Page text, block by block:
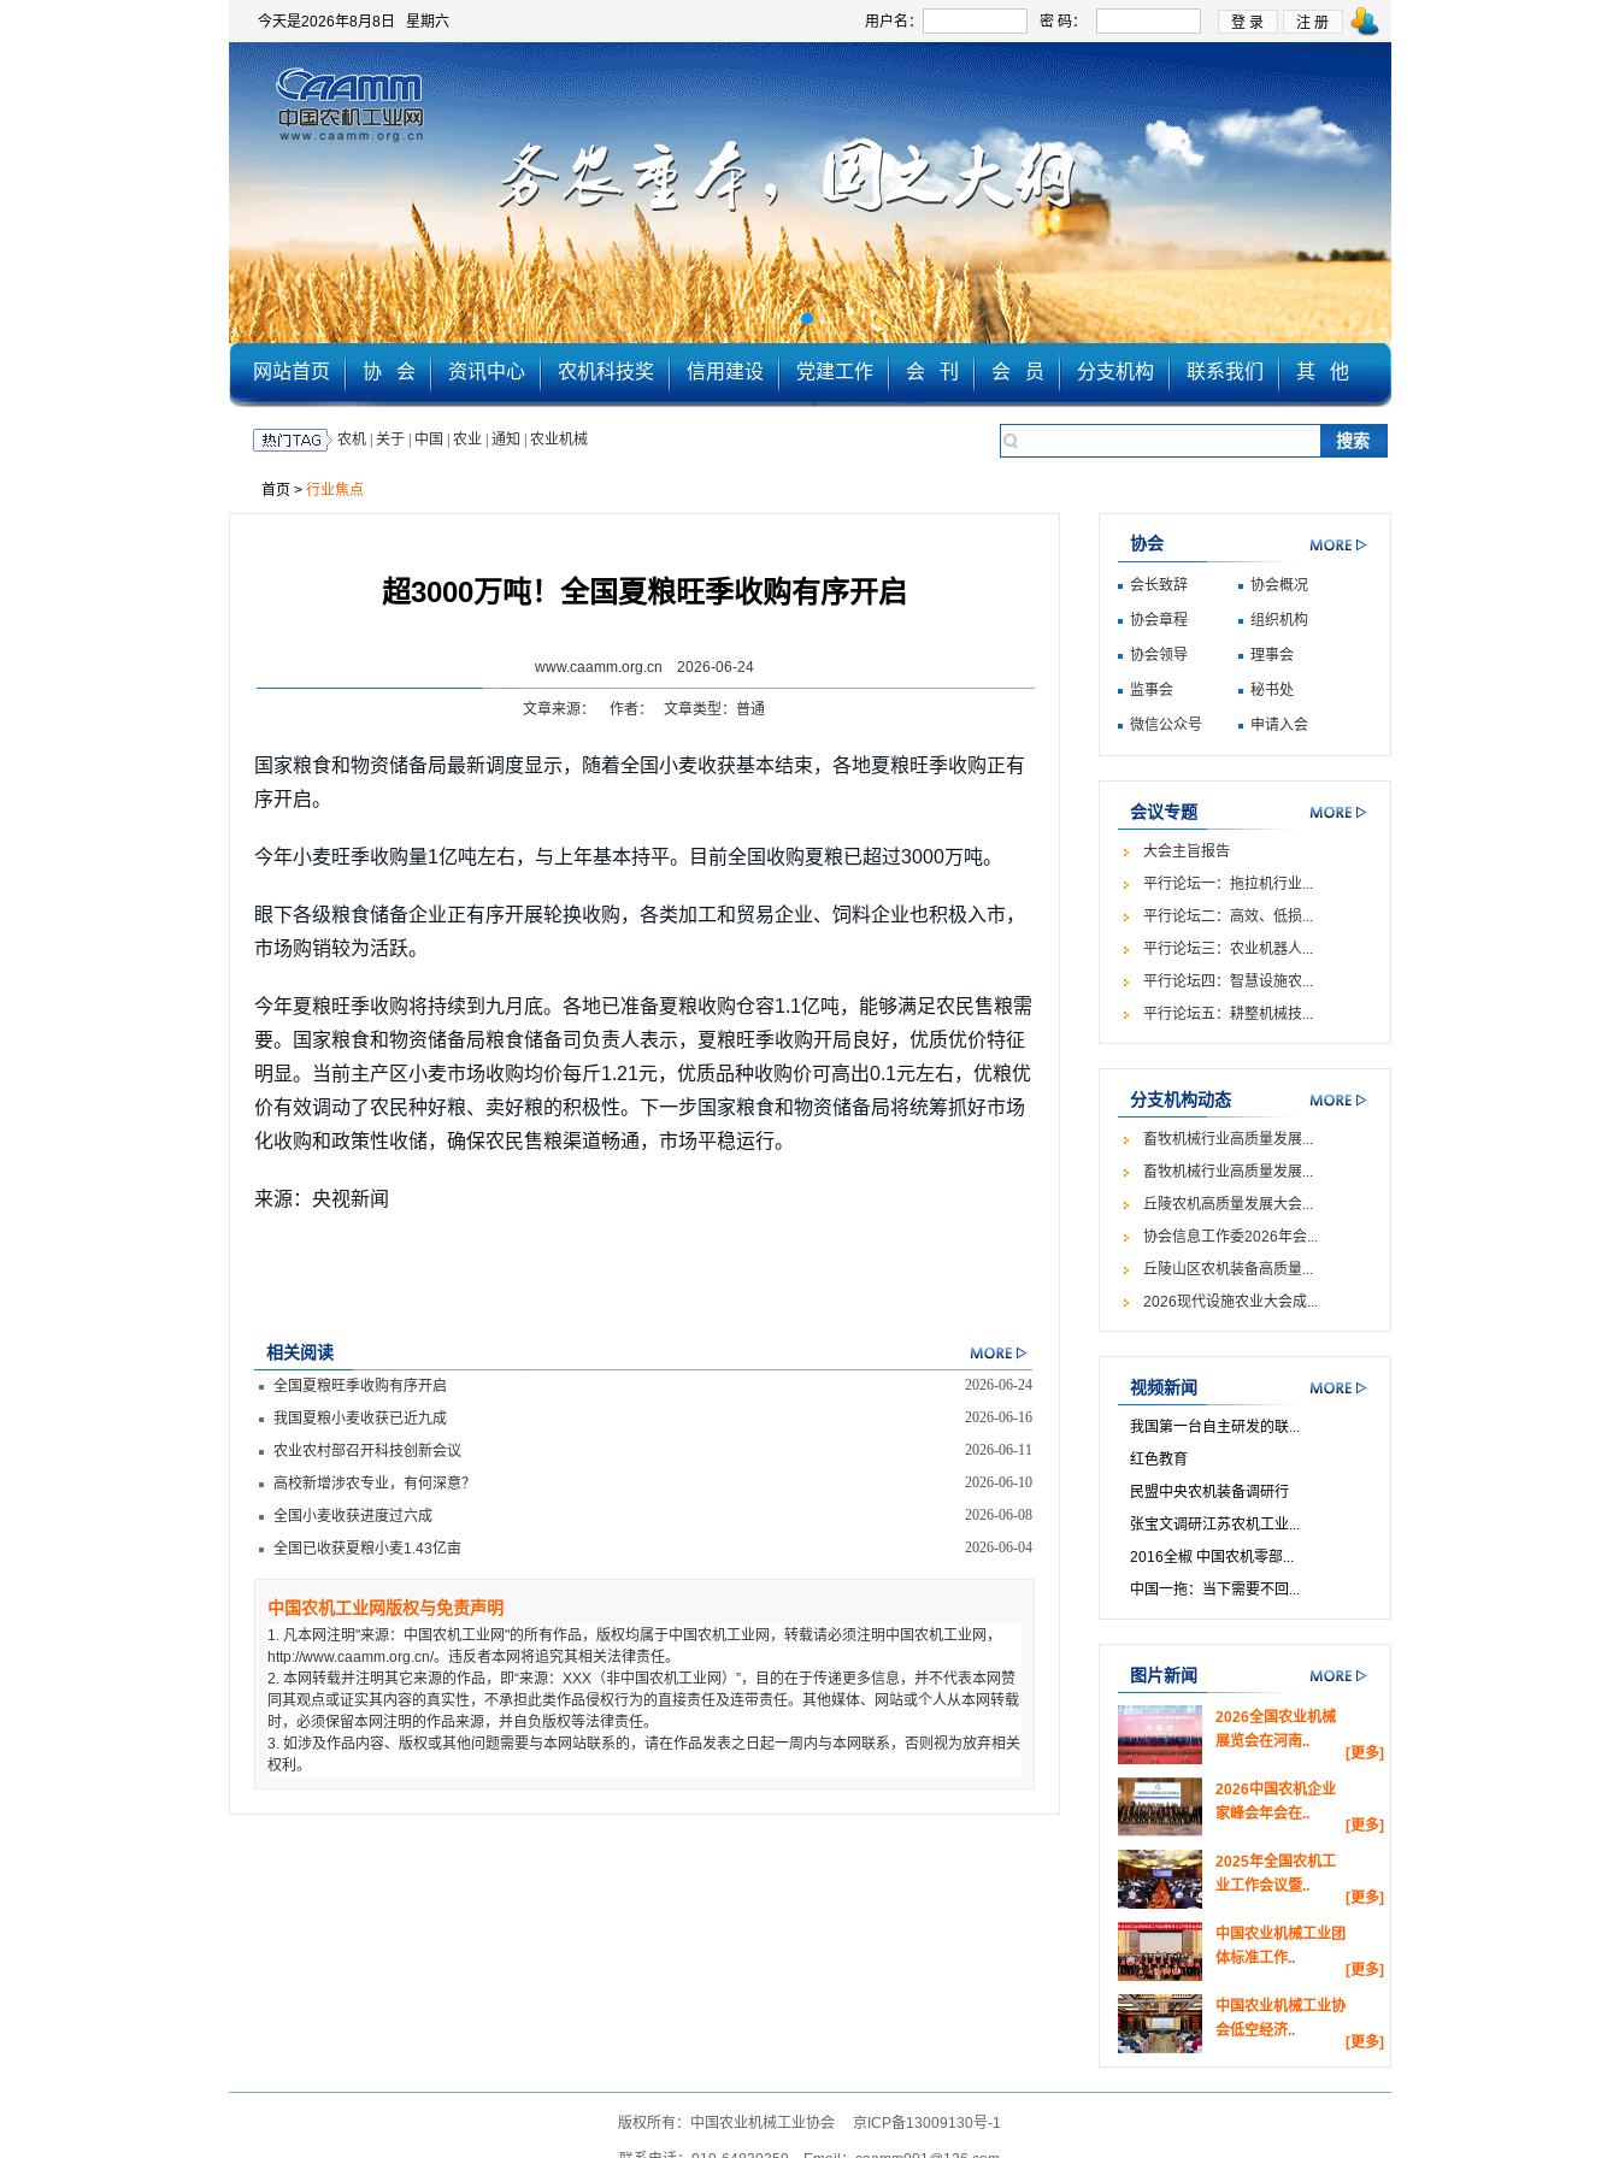
今天是2026年8月8日 星期六 用户名： 密 码：
网站首页 协 会 资讯中心 农机科技奖 信用建设 党建工作 会 刊 会 员 分支机构 联系我们 其 他
农机| 关于| 中国 农业| 通知 农业机械
首页 > 行业焦点
超3000万吨！全国夏粮旺季收购有序开启
www.caamm.org.cn 2026-06-24
文章来源： 作者： 文章类型：普通
国家粮食和物资储备局最新调度显示，随着全国小麦收获基本结束，各地夏粮旺季收购正有
序开启。
今年小麦旺季收购量1亿吨左右，与上年基本持平。目前全国收购夏粮已超过3000万吨。
眼下各级粮食储备企业正有序开展轮换收购，各类加工和贸易企业、饲料企业也积极入市，
市场购销较为活跃。
今年夏粮旺季收购将持续到九月底。各地已准备夏粮收购仓容1.1亿吨，能够满足农民售粮需
要。国家粮食和物资储备局粮食储备司负责人表示，夏粮旺季收购开局良好，优质优价特征
明显。当前主产区小麦市场收购均价每斤1.21元，优质品种收购价可高出0.1元左右，优粮优
价有效调动了农民种好粮、卖好粮的积极性。下一步国家粮食和物资储备局将统筹抓好市场
化收购和政策性收储，确保农民售粮渠道畅通，市场平稳运行。
来源：央视新闻
相关阅读
2026-06-24
全国夏粮旺季收购有序开启
2026-06-16
我国夏粮小麦收获已近九成
2026-06-11
农业农村部召开科技创新会议
2026-06-10
高校新增涉农专业，有何深意？
2026-06-08
全国小麦收获进度过六成
2026-06-04
全国已收获夏粮小麦1.43亿亩
中国农机工业网版权与免责声明
1. 凡本网注明"来源：中国农机工业网"的所有作品，版权均属于中国农机工业网，转载请必须注明中国农机工业网，
http://www.caamm.org.cn/。违反者本网将追究其相关法律责任。
2. 本网转载并注明其它来源的作品，即“来源：XXX（非中国农机工业网）”，目的在于传递更多信息，并不代表本网赞
同其观点或证实其内容的真实性，不承担此类作品侵权行为的直接责任及连带责任。其他媒体、网站或个人从本网转载
时，必须保留本网注明的作品来源，并自负版权等法律责任。
3. 如涉及作品内容、版权或其他问题需要与本网站联系的，请在作品发表之日起一周内与本网联系，否则视为放弃相关
权利。
协会
会长致辞 协会概况
协会章程 组织机构
协会领导 理事会
监事会 秘书处
微信公众号 申请入会
会议专题
大会主旨报告
平行论坛一：拖拉机行业...
平行论坛二：高效、低损...
平行论坛三：农业机器人...
平行论坛四：智慧设施农...
平行论坛五：耕整机械技...
分支机构动态
畜牧机械行业高质量发展...
畜牧机械行业高质量发展...
丘陵农机高质量发展大会...
协会信息工作委2026年会...
丘陵山区农机装备高质量...
2026现代设施农业大会成...
视频新闻
我国第一台自主研发的联...
红色教育
民盟中央农机装备调研行
张宝文调研江苏农机工业...
2016全椒 中国农机零部...
中国一拖：当下需要不回...
图片新闻
[更多]
2026全国农业机械
展览会在河南..
[更多]
2026中国农机企业
家峰会年会在..
[更多]
2025年全国农机工
业工作会议暨..
[更多]
中国农业机械工业团
体标准工作..
[更多]
中国农业机械工业协
会低空经济..
版权所有：中国农业机械工业协会 京ICP备13009130号-1